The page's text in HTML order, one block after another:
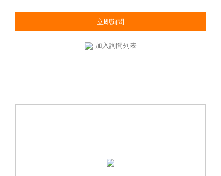
立即詢問
加入詢問列表